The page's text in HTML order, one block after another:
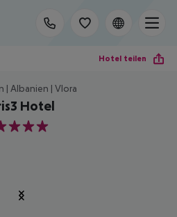
Hotel teilen
| Albanien | Vlora
Hotel